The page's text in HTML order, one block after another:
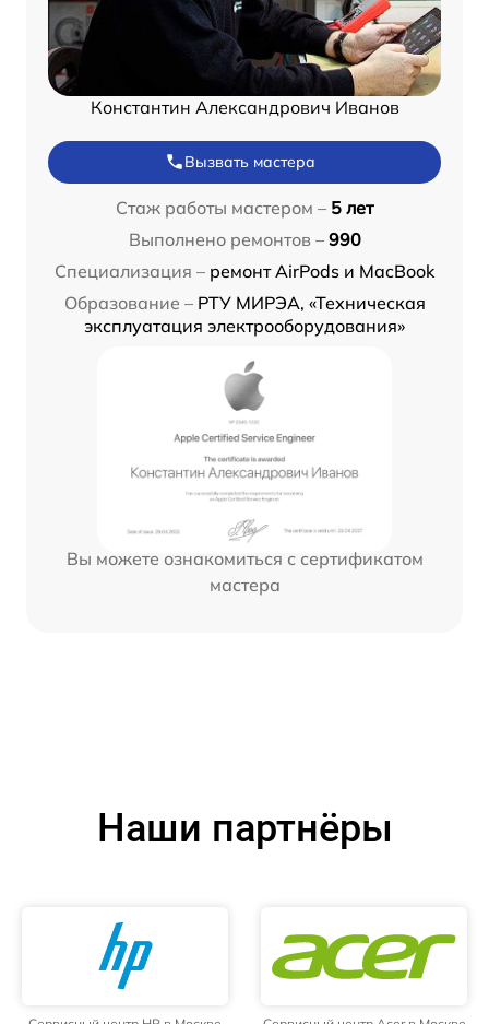
Константин Александрович Иванов
Вызвать мастера
Стаж работы мастером – 5 лет
Выполнено ремонтов – 990
Специализация – ремонт AirPods и MacBook
Образование – РТУ МИРЭА, «Техническая
эксплуатация электрооборудования»
Вы можете ознакомиться с сертификатом
мастера
Наши партнёры